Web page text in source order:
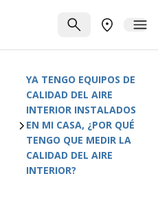
BUSCARBUSCAR
YA TENGO EQUIPOS DE
CALIDAD DEL AIRE
INTERIOR INSTALADOS
EN MI CASA, ¿POR QUÉ
TENGO QUE MEDIR LA
CALIDAD DEL AIRE
INTERIOR?